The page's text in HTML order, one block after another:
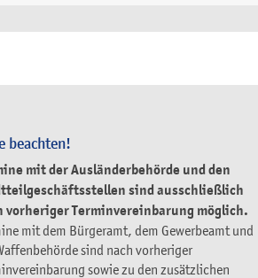
beachten!
mit der Ausländerbehörde und den
sind ausschließlich
vorheriger Terminvereinbarung möglich.
mit dem Bürgeramt, dem Gewerbeamt und
sind nach vorheriger
sowie zu den zusätzlichen